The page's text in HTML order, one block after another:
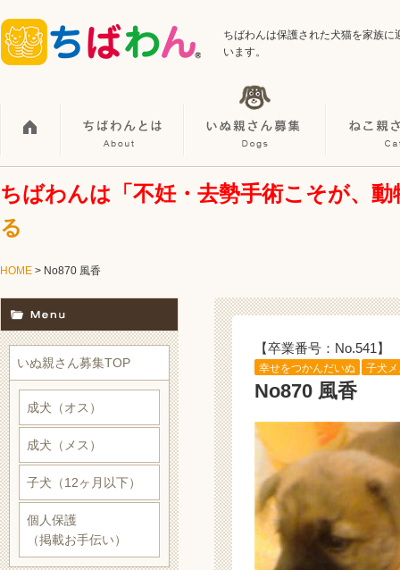
ちばわんは保護された犬猫を家族
います。
ちばわんは「不妊・去勢手術こそが、
る
HOME > No870 風香
【卒業番号：No.541】
幸せをつかんだいぬ 子犬
No870 風香
いぬ親さん募集TOP
成犬（オス）
成犬（メス）
子犬（12ヶ月以下）
個人保護
（掲載お手伝い）